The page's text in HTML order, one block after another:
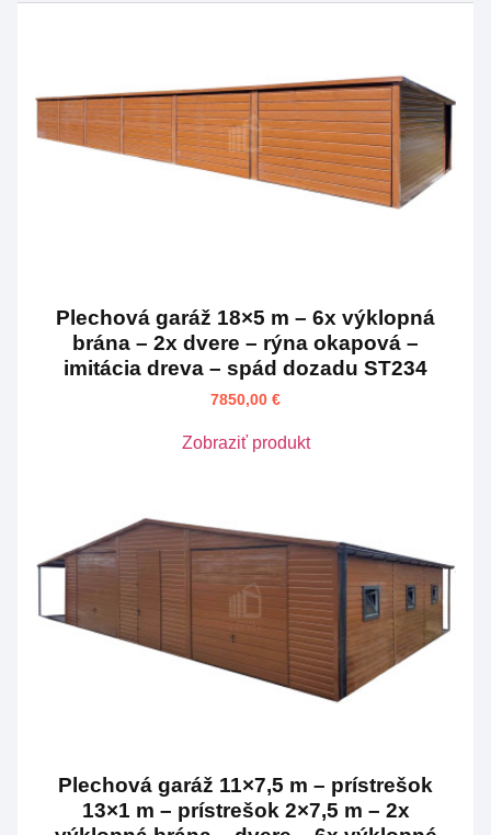
Plechová garáž 18×5 m – 6x výklopná
brána – 2x dvere – rýna okapová –
imitácia dreva – spád dozadu ST234
7850,00 €
Zobraziť produkt
Plechová garáž 11×7,5 m – prístrešok
13×1 m – prístrešok 2×7,5 m – 2x